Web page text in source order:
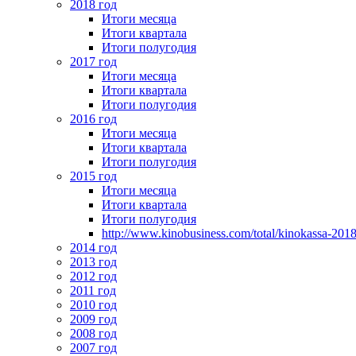
2018 год
Итоги месяца
Итоги квартала
Итоги полугодия
2017 год
Итоги месяца
Итоги квартала
Итоги полугодия
2016 год
Итоги месяца
Итоги квартала
Итоги полугодия
2015 год
Итоги месяца
Итоги квартала
Итоги полугодия
http://www.kinobusiness.com/total/kinokassa-
2014 год
2013 год
2012 год
2011 год
2010 год
2009 год
2008 год
2007 год